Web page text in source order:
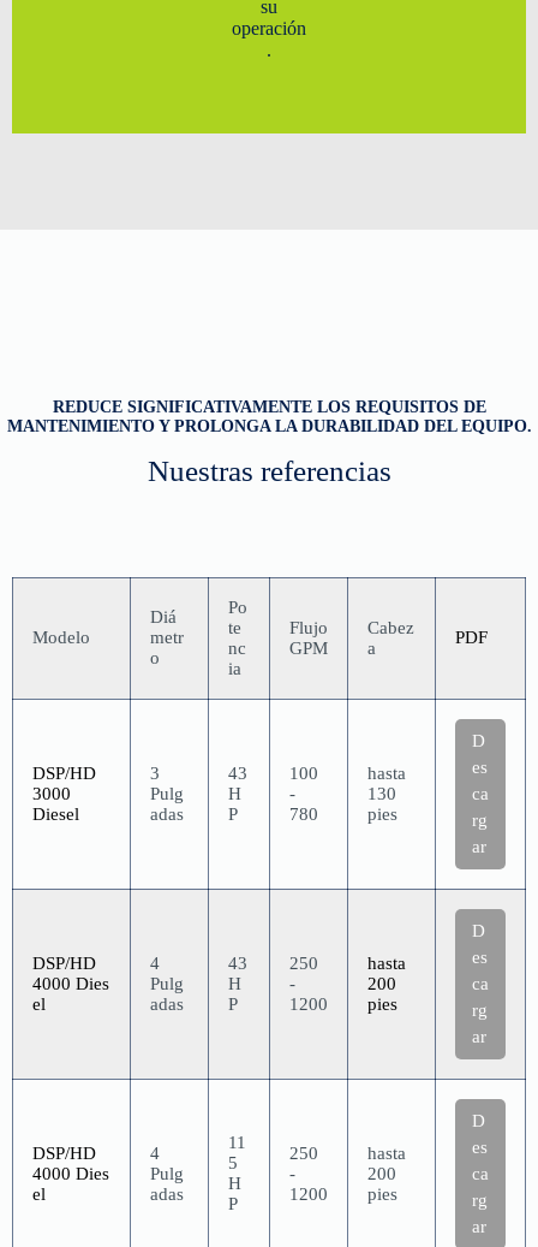
su
operación
.
REDUCE SIGNIFICATIVAMENTE LOS REQUISITOS DE
MANTENIMIENTO Y PROLONGA LA DURABILIDAD DEL EQUIPO.
Nuestras referencias
Modelo
Diá
metr
o
Po
te
nc
ia
Flujo
GPM
Cabez
a
PDF
DSP/HD
3000
Diesel
3
Pulg
adas
43
H
P
100
-
780
hasta
130
pies
D
es
ca
rg
ar
DSP/HD
4000 Dies
el
4
Pulg
adas
43
H
P
250
-
1200
hasta
200
pies
D
es
ca
rg
ar
DSP/HD
4000 Dies
el
4
Pulg
adas
11
5
H
P
250
-
1200
hasta
200
pies
D
es
ca
rg
ar